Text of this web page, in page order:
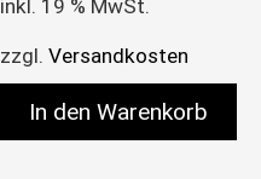
inkl. 19 % MwSt.
zzgl.Versandkosten
In den Warenkorb